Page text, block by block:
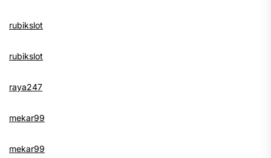
rubikslot
rubikslot
raya247
mekar99
mekar99